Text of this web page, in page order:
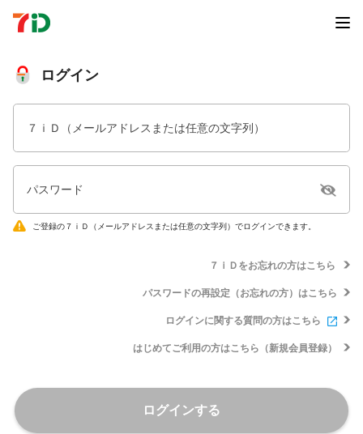
ログイン
７ｉＤ（メールアドレスまたは任意の文字列）
パスワード
ご登録の７ｉＤ（メールアドレスまたは任意の文字列）でログインできます。
７ｉＤをお忘れの方はこちら
パスワードの再設定（お忘れの方）はこちら
ログインに関する質問の方はこちら
はじめてご利用の方はこちら（新規会員登録）
ログインする